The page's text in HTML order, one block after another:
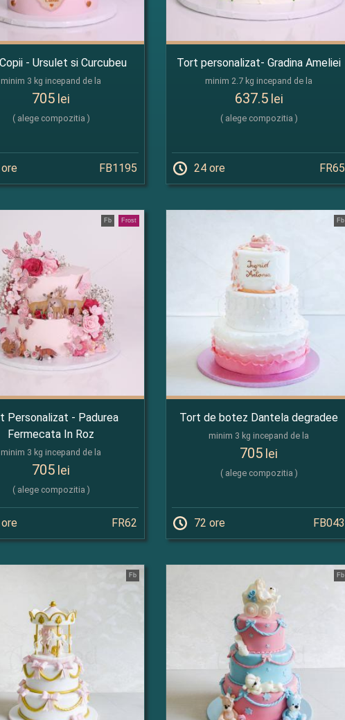
- Ursulet si Curcubeu
minim 3 kg incepand de la
705 lei
( alege compozitia )
FB1195
Tort personalizat- Gradina Ameliei
minim 2.7 kg incepand de la
637.5lei
( alege compozitia )
24 ore FR65
Frost
Fb
Personalizat - Padurea
Fermecata In Roz
minim 3 kg incepand de la
705 lei
( alege compozitia )
FR62
Fb
Tort de botez Dantela degradee
minim 3 kg incepand de la
705 lei
( alege compozitia )
72 ore FB043
Fb Fb